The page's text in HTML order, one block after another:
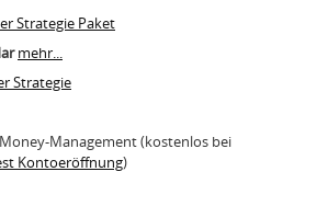
Strategie Paket
mehr...
Strategie
Management (kostenlos bei
Kontoeröffnung)